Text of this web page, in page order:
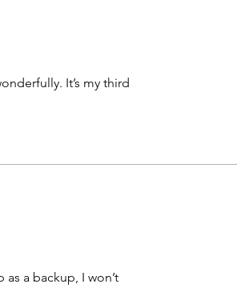
It’s my third
a backup, I won’t